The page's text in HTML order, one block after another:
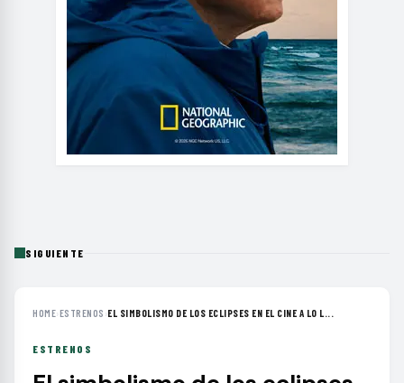
SIGUIENTE
HOME›ESTRENOS ›EL SIMBOLISMO DE LOS ECLIPSES EN EL CINE A LO L...
ESTRENOS